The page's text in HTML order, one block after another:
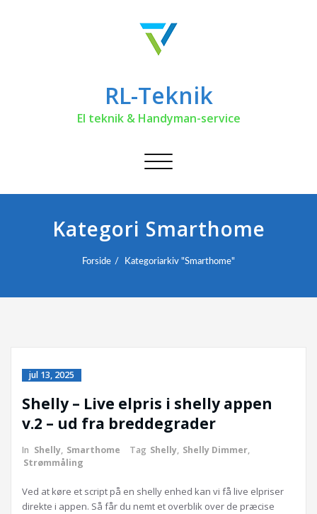
RL-Teknik
El teknik & Handyman-service
Toggle
Kategori Smarthome
Forside Kategoriarkiv "Smarthome"
jul 13, 2025
Shelly – Live elpris i shelly appen
v.2 – ud fra breddegrader
In Shelly, Smarthome Tag Shelly, Shelly Dimmer,
Strømmåling
Ved at køre et script på en shelly enhed kan vi få live elpriser
direkte i appen. Så får du nemt et overblik over de præcise